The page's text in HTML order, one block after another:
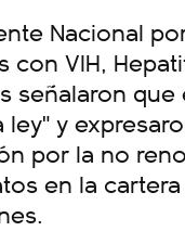
Nacional
con VIH,
señalaron que
ley" y
por la no
en la